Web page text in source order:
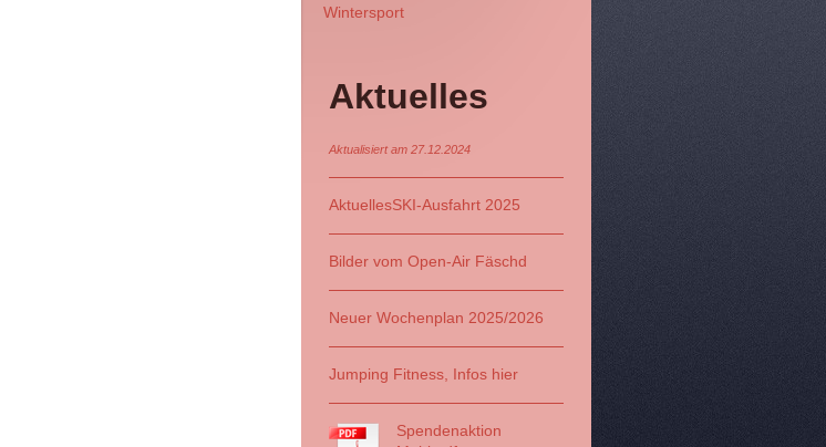
Wintersport
Aktuelles
Aktualisiert am 27.12.2024
AktuellesSKI-Ausfahrt 2025
Bilder vom Open-Air Fäschd
Neuer Wochenplan 2025/2026
Jumping Fitness, Infos hier
Spendenaktion